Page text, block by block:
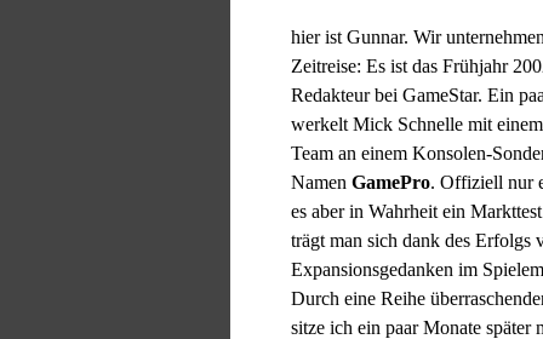
hier ist Gunnar. Wir
Zeitreise: Es ist das Frühjahr
Redakteur bei GameStar. Ein
werkelt Mick Schnelle mit
Team an einem Konsolen-
Namen GamePro. Offiziell nur
es aber in Wahrheit ein
trägt man sich dank des Erfolgs
Expansionsgedanken im
Durch eine Reihe
sitze ich ein paar Monate